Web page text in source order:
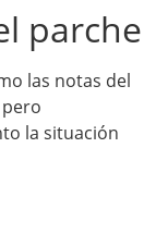
parche
las notas del
la situación